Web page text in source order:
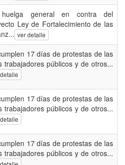
general en contra del
Ley de Fortalecimiento de las
ver detalle
17 días de protestas de las
trabajadores públicos y de otros...
17 días de protestas de las
trabajadores públicos y de otros...
17 días de protestas de las
trabajadores públicos y de otros...